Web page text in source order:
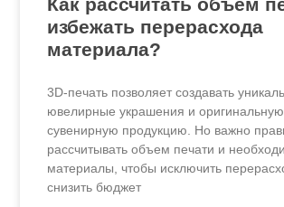
Как рассчитать объем
избежать перерасхода
материала?
3D-печать позволяет создавать
ювелирные украшения и оригинальную
сувенирную продукцию. Но важно
рассчитывать объем печати и
материалы, чтобы исключить
снизить бюджет